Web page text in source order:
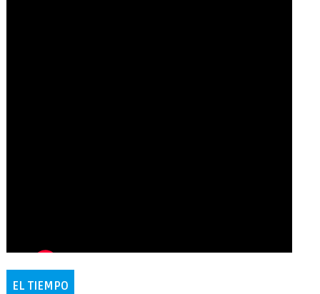
EL TIEMPO